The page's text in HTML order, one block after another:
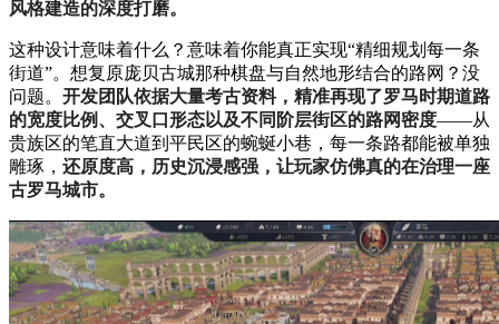
风格建造的深度打磨。
这种设计意味着什么？意味着你能真正实现“精细规划每一条
街道”。想复原庞贝古城那种棋盘与自然地形结合的路网？没
问题。 开发团队依据大量考古资料，精准再现了罗马时期道路
的宽度比例、交叉口形态以及不同阶层街区的路网密度——从
贵族区的笔直大道到平民区的蜿蜒小巷，每一条路都能被单独
雕琢， 还原度高，历史沉浸感强，让玩家仿佛真的在治理一座
古罗马城市。